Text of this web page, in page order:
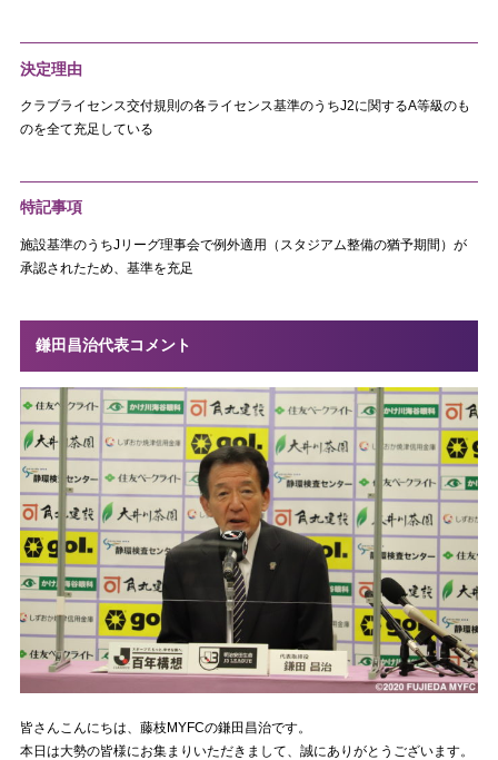
決定理由
クラブライセンス交付規則の各ライセンス基準のうちJ2に関するA等級のも
のを全て充足している
特記事項
施設基準のうちJリーグ理事会で例外適用（スタジアム整備の猶予期間）が
承認されたため、基準を充足
鎌田昌治代表コメント
皆さんこんにちは、藤枝MYFCの鎌田昌治です。
本日は大勢の皆様にお集まりいただきまして、誠にありがとうございます。